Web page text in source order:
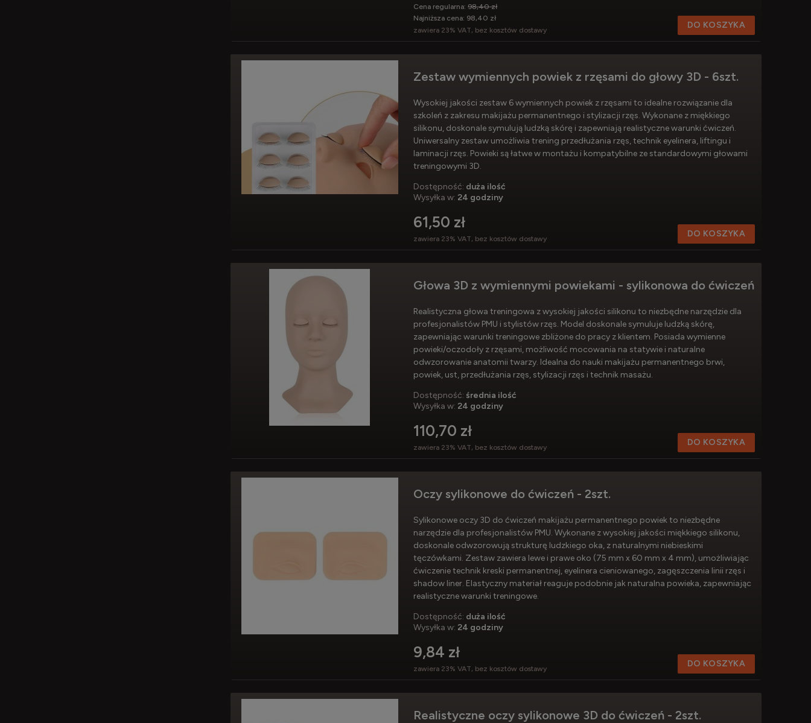
zawiera 23% VAT, bez kosztów dostawy
Cena regularna:98,40 zł
Najniższa cena: 98,40 zł
DO KOSZYKA
Zestaw wymiennych powiek z rzęsami do głowy 3D - 6szt.
Wysokiej jakości zestaw 6 wymiennych powiek z rzęsami to idealne rozwiązanie dla
szkoleń z zakresu makijażu permanentnego i stylizacji rzęs. Wykonane z miękkiego
silikonu, doskonale symulują ludzką skórę i zapewniają realistyczne warunki ćwiczeń.
Uniwersalny zestaw umożliwia trening przedłużania rzęs, technik eyelinera, liftingu i
laminacji rzęs. Powieki są łatwe w montażu i kompatybilne ze standardowymi głowami
treningowymi 3D.
Dostępność: duża ilość
Wysyłka w: 24 godziny
61,50 zł
zawiera 23% VAT, bez kosztów dostawy DO KOSZYKA
Głowa 3D z wymiennymi powiekami - sylikonowa do ćwiczeń
Realistyczna głowa treningowa z wysokiej jakości silikonu to niezbędne narzędzie dla
profesjonalistów PMU i stylistów rzęs. Model doskonale symuluje ludzką skórę,
zapewniając warunki treningowe zbliżone do pracy z klientem. Posiada wymienne
powieki/oczodoły z rzęsami, możliwość mocowania na statywie i naturalne
odwzorowanie anatomii twarzy. Idealna do nauki makijażu permanentnego brwi,
powiek, ust, przedłużania rzęs, stylizacji rzęs i technik masażu.
Dostępność: średnia ilość
Wysyłka w: 24 godziny
110,70 zł
zawiera 23% VAT, bez kosztów dostawy DO KOSZYKA
Oczy sylikonowe do ćwiczeń - 2szt.
Sylikonowe oczy 3D do ćwiczeń makijażu permanentnego powiek to niezbędne
narzędzie dla profesjonalistów PMU. Wykonane z wysokiej jakości miękkiego silikonu,
doskonale odwzorowują strukturę ludzkiego oka, z naturalnymi niebieskimi
tęczówkami. Zestaw zawiera lewe i prawe oko (75 mm x 60 mm x 4 mm), umożliwiając
ćwiczenie technik kreski permanentnej, eyelinera cieniowanego, zagęszczenia linii rzęs i
shadow liner. Elastyczny materiał reaguje podobnie jak naturalna powieka, zapewniając
realistyczne warunki treningowe.
Dostępność: duża ilość
Wysyłka w: 24 godziny
9,84 zł
zawiera 23% VAT, bez kosztów dostawy DO KOSZYKA
Realistyczne oczy sylikonowe 3D do ćwiczeń - 2szt.